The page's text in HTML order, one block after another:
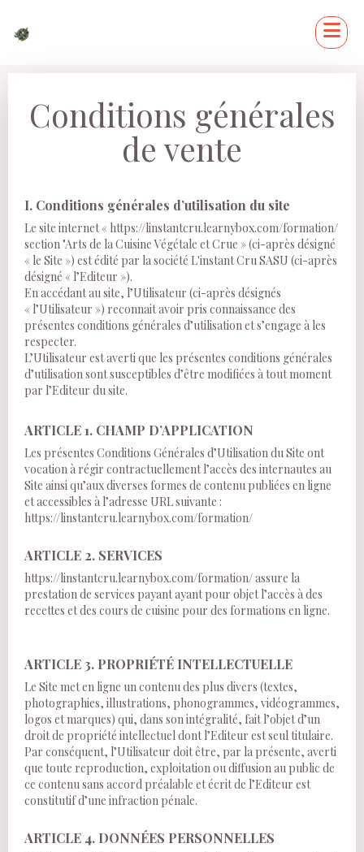
Conditions générales
de vente
I. Conditions générales d’utilisation du site
Le site internet « https://linstantcru.learnybox.com/formation/
section "Arts de la Cuisine Végétale et Crue » (ci-après désigné
« le Site ») est édité par la société L'instant Cru SASU (ci-après
désigné « l’Editeur »).
En accédant au site, l’Utilisateur (ci-après désignés
« l’Utilisateur ») reconnait avoir pris connaissance des
présentes conditions générales d’utilisation et s’engage à les
respecter.
L’Utilisateur est averti que les présentes conditions générales
d’utilisation sont susceptibles d’être modifiées à tout moment
par l’Editeur du site.
ARTICLE 1. CHAMP D’APPLICATION
Les présentes Conditions Générales d’Utilisation du Site ont
vocation à régir contractuellement l’accès des internautes au
Site ainsi qu’aux diverses formes de contenu publiées en ligne
et accessibles à l’adresse URL suivante :
https://linstantcru.learnybox.com/formation/
ARTICLE 2. SERVICES
https://linstantcru.learnybox.com/formation/ assure la
prestation de services payant ayant pour objet l’accès à des
recettes et des cours de cuisine pour des formations en ligne.
ARTICLE 3. PROPRIÉTÉ INTELLECTUELLE
Le Site met en ligne un contenu des plus divers (textes,
photographies, illustrations, phonogrammes, vidéogrammes,
logos et marques) qui, dans son intégralité, fait l’objet d’un
droit de propriété intellectuel dont l’Editeur est seul titulaire.
Par conséquent, l’Utilisateur doit être, par la présente, averti
que toute reproduction, exploitation ou diffusion au public de
ce contenu sans accord préalable et écrit de l’Editeur est
constitutif d’une infraction pénale.
ARTICLE 4. DONNÉES PERSONNELLES